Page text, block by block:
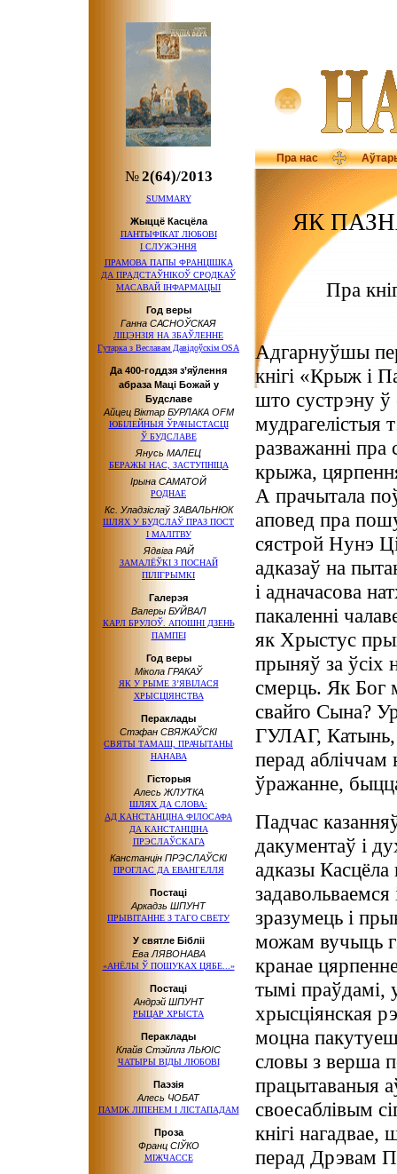
Пра нас
№2(64)/2013
SUMMARY
Жыццё Касцёла
ПАНТЫФІКАТ ЛЮБОВІ
І СЛУЖЭННЯ
ПРАМОВА ПАПЫ ФРАНЦІШКА
ДА ПРАДСТАЎНІКОЎ СРОДКАЎ
МАСАВАЙ ІНФАРМАЦЫІ
Год веры
Ганна САСНОЎСКАЯ
ЛІЦЭНЗІЯ НА ЗБАЎЛЕННЕ
Гутарка з Веславам Давідоўскім OSA
Да 400-годдзя з’яўлення
абраза Маці Божай у
Будславе
Айцец Віктар БУРЛАКА OFM
ЮБІЛЕЙНЫЯ ЎРАЧЫСТАСЦІ
Ў БУДСЛАВЕ
Янусь МАЛЕЦ
БЕРАЖЫ НАС, ЗАСТУПНІЦА
Ірына САМАТОЙ
РОДНАЕ
Кс. Уладзіслаў ЗАВАЛЬНЮК
ШЛЯХ У БУДСЛАЎ ПРАЗ ПОСТ
І МАЛІТВУ
Ядвіга РАЙ
ЗАМАЛЁЎКІ З ПОСНАЙ
ПІЛІГРЫМКІ
Галерэя
Валеры БУЙВАЛ
КАРЛ БРУЛОЎ. АПОШНІ ДЗЕНЬ
ПАМПЕІ
Год веры
Мікола ГРАКАЎ
ЯК У РЫМЕ З’ЯВІЛАСЯ
ХРЫСЦІЯНСТВА
Пераклады
Стэфан СВЯЖАЎСКІ
СВЯТЫ ТАМАШ, ПРАЧЫТАНЫ
НАНАВА
Гісторыя
Алесь ЖЛУТКА
ШЛЯХ ДА СЛОВА:
АД КАНСТАНЦІНА ФІЛОСАФА
ДА КАНСТАНЦІНА
ПРЭСЛАЎСКАГА
Канстанцін ПРЭСЛАЎСКІ
ПРОГЛАС ДА ЕВАНГЕЛЛЯ
Постаці
Аркадзь ШПУНТ
ПРЫВІТАННЕ З ТАГО СВЕТУ
У святле Бібліі
Ева ЛЯВОНАВА
«АНЁЛЫ Ў ПОШУКАХ ЦЯБЕ...»
Постаці
Андрэй ШПУНТ
РЫЦАР ХРЫСТА
Пераклады
Клайв Стэйплз ЛЬЮІС
ЧАТЫРЫ ВІДЫ ЛЮБОВІ
Паэзія
Алесь ЧОБАТ
ПАМІЖ ЛІПЕНЕМ І ЛІСТАПАДАМ
Проза
Франц СІЎКО
МІЖЧАССЕ
ЯК
Пра
Адгарнуўшы
кнігі «Крыж і
што сустрэну ў
мудрагелістыя
разважанні пра
крыжа,
А прачытала
аповед пра
сястрой Нунэ
адказаў на
і адначасова
пакаленні
як Хрыстус
прыняў за ўсіх
смерць. Як Бог
свайго Сына?
ГУЛАГ, Катынь,
перад абліччам
ўражанне,
Падчас
дакументаў і
адказы Касцёла
зразумець і
можам вучыць
кранае
тымі праўдамі,
хрысціянская
моцна
словы з верша
працытаваныя
своесаблівым
кнігі
перад Дрэвам